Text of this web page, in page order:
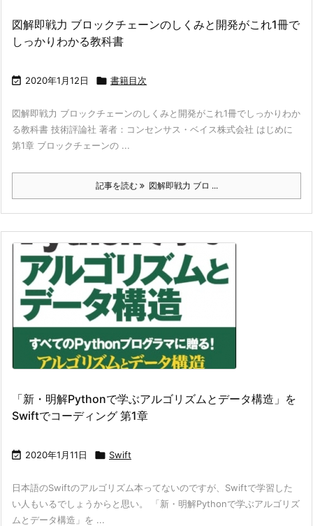
図解即戦力 ブロックチェーンのしくみと開発がこれ1冊で
しっかりわかる教科書
 2020年1月12日  書籍目次
図解即戦力 ブロックチェーンのしくみと開発がこれ1冊でしっかりわか
る教科書 技術評論社 著者：コンセンサス・ベイス株式会社 はじめに
第1章 ブロックチェーンの ...
記事を読む 図解即戦力 ブロ ...
「新・明解Pythonで学ぶアルゴリズムとデータ構造」を
Swiftでコーディング 第1章
 2020年1月11日  Swift
日本語のSwiftのアルゴリズム本ってないのですが、Swiftで学習した
い人もいるでしょうからと思い。 「新・明解Pythonで学ぶアルゴリズ
ムとデータ構造」を ...